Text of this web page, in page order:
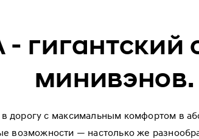
-
минивэнов.
в дорогу с максимальным комфортом в
возможности — настолько же